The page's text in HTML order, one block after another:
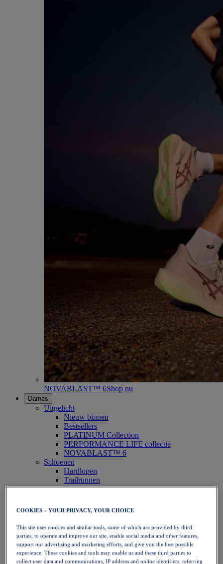
NOVABLAST™ 6Shop nu
Dames
Uitgelicht
Nieuw binnen
Bestsellers
PLATINUM Collection
PERFORMANCE LIFE collectie
NOVABLAST™ 6
Schoenen
Hardlopen
Trailrunnen
Tennis
Handbal
Netbal
SportStyle
Bovenkleding
Sport-bh's
Tanktops
COOKIES – YOUR PRIVACY, YOUR CHOICE
This site uses cookies and similar tools, some of which are provided by third
parties, to operate and improve our site, enable social media and other features,
support our advertising and marketing efforts, and give you the best possible
experience. These cookies and tools may enable us and these third parties to
collect user data and communications, IP address and online identifiers, referring